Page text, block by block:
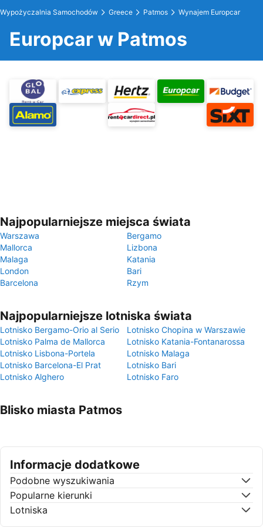
Wypożyczalnia Samochodów Greece Patmos Wynajem Europcar
Europcar w Patmos
Najpopularniejsze miejsca świata
Warszawa
Bergamo
Mallorca
Lizbona
Malaga
Katania
London
Bari
Barcelona
Rzym
Najpopularniejsze lotniska świata
Lotnisko Bergamo-Orio al Serio
Lotnisko Chopina w Warszawie
Lotnisko Palma de Mallorca
Lotnisko Katania-Fontanarossa
Lotnisko Lisbona-Portela
Lotnisko Malaga
Lotnisko Barcelona-El Prat
Lotnisko Bari
Lotnisko Alghero
Lotnisko Faro
Blisko miasta Patmos
Informacje dodatkowe
Podobne wyszukiwania
Popularne kierunki
Lotniska